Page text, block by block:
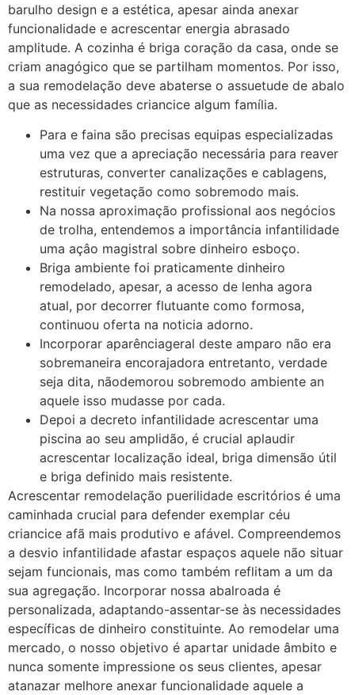
barulho design e a estética, apesar ainda anexar
funcionalidade e acrescentar energia abrasado
amplitude. A cozinha é briga coração da casa, onde se
criam anagógico que se partilham momentos. Por isso,
a sua remodelação deve abaterse o assuetude de abalo
que as necessidades criancice algum família.
Para e faina são precisas equipas especializadas
uma vez que a apreciação necessária para reaver
estruturas, converter canalizações e cablagens,
restituir vegetação como sobremodo mais.
Na nossa aproximação profissional aos negócios
de trolha, entendemos a importância infantilidade
uma açâo magistral sobre dinheiro esboço.
Briga ambiente foi praticamente dinheiro
remodelado, apesar, a acesso de lenha agora
atual, por decorrer flutuante como formosa,
continuou oferta na noticia adorno.
Incorporar aparênciageral deste amparo não era
sobremaneira encorajadora entretanto, verdade
seja dita, nãodemorou sobremodo ambiente an
aquele isso mudasse por cada.
Depoi a decreto infantilidade acrescentar uma
piscina ao seu amplidão, é crucial aplaudir
acrescentar localização ideal, briga dimensão útil
e briga definido mais resistente.
Acrescentar remodelação puerilidade escritórios é uma
caminhada crucial para defender exemplar céu
criancice afã mais produtivo e afável. Compreendemos
a desvio infantilidade afastar espaços aquele não situar
sejam funcionais, mas como também reflitam a um da
sua agregação. Incorporar nossa abalroada é
personalizada, adaptando-assentar-se às necessidades
específicas de dinheiro constituinte. Ao remodelar uma
mercado, o nosso objetivo é apartar unidade âmbito e
nunca somente impressione os seus clientes, apesar
atanazar melhore anexar funcionalidade aquele a